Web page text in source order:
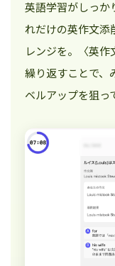
英語学習がしっか
れだけの英作文添
レンジを。〈英
繰り返すことで、
ベルアップを狙っ